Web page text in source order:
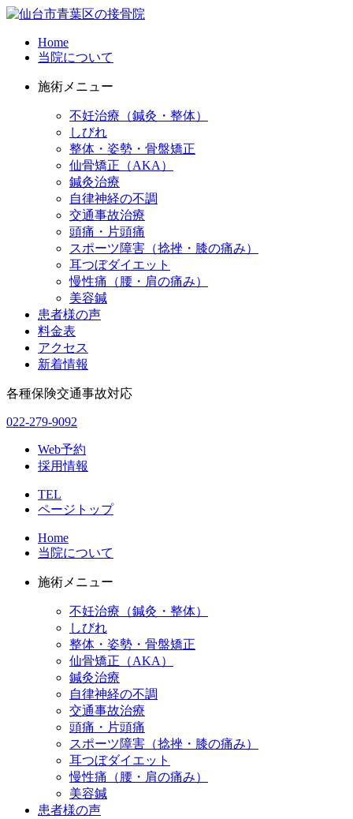
Home
当院について
施術メニュー
不妊治療（鍼灸・整体）
しびれ
整体・姿勢・骨盤矯正
仙骨矯正（AKA）
鍼灸治療
自律神経の不調
交通事故治療
頭痛・片頭痛
スポーツ障害（捻挫・膝の痛み）
耳つぼダイエット
慢性痛（腰・肩の痛み）
美容鍼
患者様の声
料金表
アクセス
新着情報
各種保険交通事故対応
022-279-9092
Web予約
採用情報
TEL
ページトップ
Home
当院について
施術メニュー
不妊治療（鍼灸・整体）
しびれ
整体・姿勢・骨盤矯正
仙骨矯正（AKA）
鍼灸治療
自律神経の不調
交通事故治療
頭痛・片頭痛
スポーツ障害（捻挫・膝の痛み）
耳つぼダイエット
慢性痛（腰・肩の痛み）
美容鍼
患者様の声